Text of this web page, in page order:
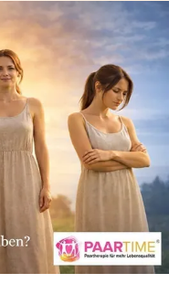
· 10 Min. Lesezeit